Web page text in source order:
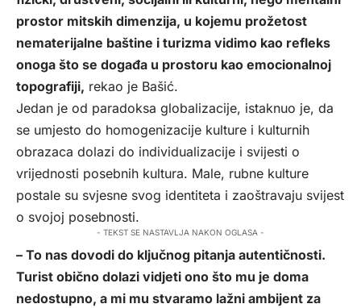
prostor mitskih dimenzija, u kojemu prožetost
nematerijalne baštine i turizma vidimo kao refleks
onoga što se događa u prostoru kao emocionalnoj
topografiji, rekao je Bašić.
Jedan je od paradoksa globalizacije, istaknuo je, da
se umjesto do homogenizacije kulture i kulturnih
obrazaca dolazi do individualizacije i svijesti o
vrijednosti posebnih kultura. Male, rubne kulture
postale su svjesne svog identiteta i zaoštravaju svijest
o svojoj posebnosti.
- TEKST SE NASTAVLJA NAKON OGLASA -
– To nas dovodi do ključnog pitanja autentičnosti.
Turist obično dolazi vidjeti ono što mu je doma
nedostupno, a mi mu stvaramo lažni ambijent za